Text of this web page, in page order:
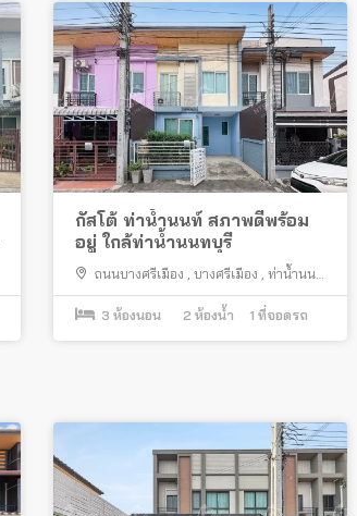
กัสโต้ ท่าน้ำนนท์ สภาพดีพร้อม
อยู่ ใกล้ท่าน้ำนนทบุรี
ถนนบางศรีเมือง บางศรีเมือง
ท่าน้ำนนท์
, เมืองนนทบุรี
3 ห้องนอน 2 ห้องน้ำ 1 ที่จอดรถ